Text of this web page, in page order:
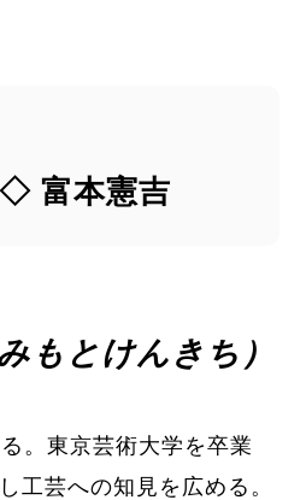
富本憲吉
もとけんきち）
。東京芸術大学を卒業
工芸への知見を広める。